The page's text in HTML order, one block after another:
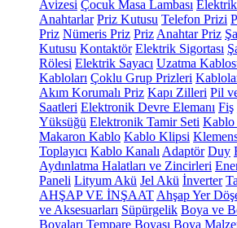
Avizesi Çocuk Masa Lambası
Anahtarlar Priz Kutusu Telefon Prizi
Priz Nümeris Priz Priz Anahtar Priz
Kutusu Kontaktör Elektrik Sigortası
Rölesi Elektrik Sayacı Uzatma
Kabloları Çoklu Grup Prizleri
Akım Korumalı Priz Kapı Zilleri Pil
Saatleri Elektronik Devre Elemanı Fiş
Yüksüğü Elektronik Tamir Seti Kablo
Makaron Kablo Kablo Klipsi
Toplayıcı Kablo Kanalı Adaptör Duy
Aydınlatma Halatları ve Zincirleri
Paneli Lityum Akü Jel Akü İnverter
AHŞAP VE İNŞAAT Ahşap Yer
ve Aksesuarları Süpürgelik Boya ve
Boyaları Tempare Boyası Boya